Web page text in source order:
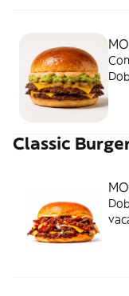
al
Classic